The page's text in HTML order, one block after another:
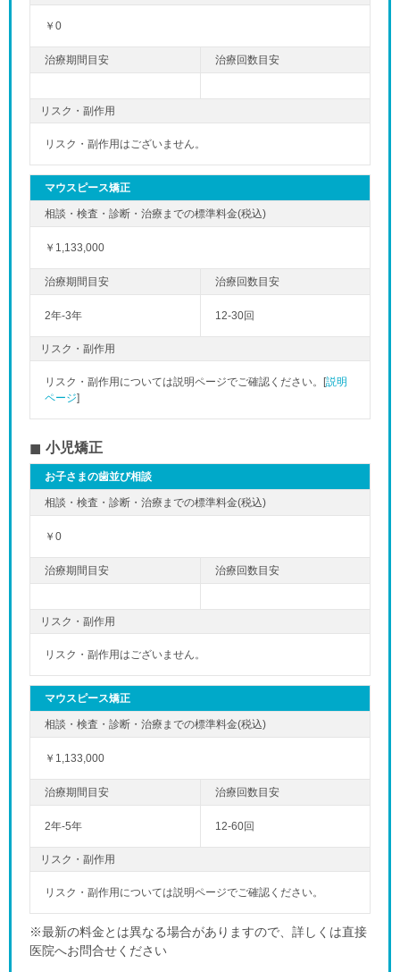
￥0
リスク・副作用
リスク・副作用はございません。
マウスピース矯正
￥1,133,000
2年-3年 12-30回
リスク・副作用
リスク・副作用については説明ページでご確認ください。[説明
ページ]
小児矯正
お子さまの歯並び相談
￥0
リスク・副作用
リスク・副作用はございません。
マウスピース矯正
￥1,133,000
2年-5年 12-60回
リスク・副作用
リスク・副作用については説明ページでご確認ください。
※最新の料金とは異なる場合がありますので、詳しくは直接
医院へお問合せください